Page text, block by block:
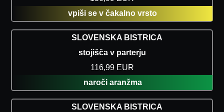
vpiši se v čakalno vrsto
SLOVENSKA BISTRICA
stojišča v parterju
116,99 EUR
naroči aranžma
SLOVENSKA BISTRICA